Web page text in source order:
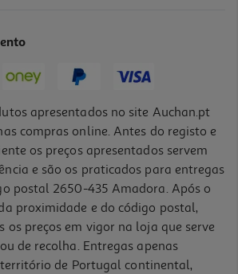
apresentados no site Auchan.pt
compras online. Antes do registo e
os preços apresentados servem
e são os praticados para entregas
postal 2650-435 Amadora. Após o
proximidade e do código postal,
os preços em vigor na loja que serve
de recolha. Entregas apenas
de Portugal continental,